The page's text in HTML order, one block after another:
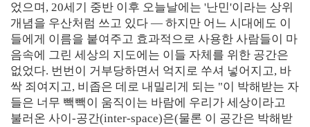
었으며, 20세기 중반 이후 오늘날에는 '난민'이라는 상위
개념을 우산처럼 쓰고 있다 ― 하지만 어느 시대에도 이
들에게 이름을 붙여주고 효과적으로 사용한 사람들이 마
음속에 그린 세상의 지도에는 이들 자체를 위한 공간은
없었다. 번번이 거부당하면서 억지로 쑤셔 넣어지고, 바
싹 죄여지고, 비좁은 데로 내밀리게 되는 "이 박해받는 자
들은 너무 빽빽이 움직이는 바람에 우리가 세상이라고
불러온 사이-공간(inter-space)은(물론 이 공간은 박해받